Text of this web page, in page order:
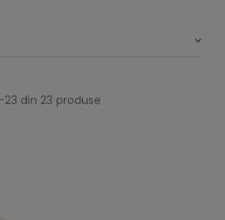
23 din 23 produse